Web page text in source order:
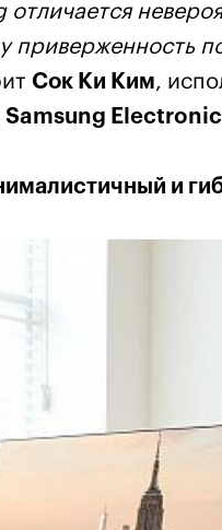
приверженность
Сок Ки Ким,
Samsung
и